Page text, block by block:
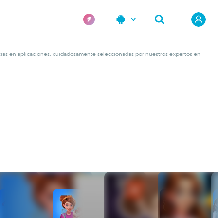
en aplicaciones, cuidadosamente seleccionadas por nuestros expertos en